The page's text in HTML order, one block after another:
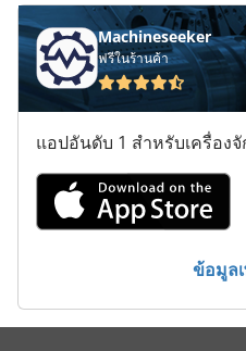
Krauss Maffei Km 150 520
Krauss Maffei Km 350
Mahle Msk-G
Makino A 55
Makino S 56
Mccormick Mc 115
Vollmer Chp
Machineseeker
ฟรีในร้านค้า
แอปอันดับ 1 สำหรับเครื่อง
ข้อมูล